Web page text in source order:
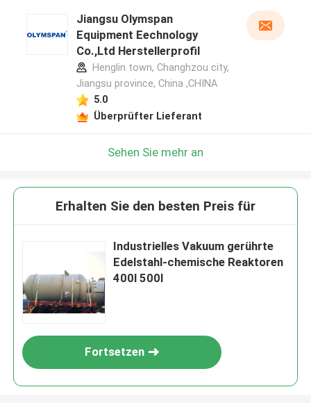
Jiangsu Olymspan
Equipment Eechnology
Co.,Ltd Herstellerprofil
Henglin town, Changhzou city,
Jiangsu province, China ,CHINA
5.0
Überprüfter Lieferant
Sehen Sie mehr an
Erhalten Sie den besten Preis für
Industrielles Vakuum gerührte
Edelstahl-chemische Reaktoren
400l 500l
Fortsetzen